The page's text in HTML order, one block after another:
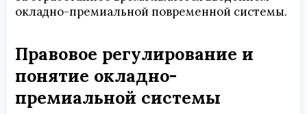
окладно-премиальной повременной системы.
Правовое регулирование и
понятие окладно-
премиальной системы